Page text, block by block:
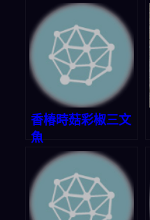
香椿時菇彩椒三文
魚